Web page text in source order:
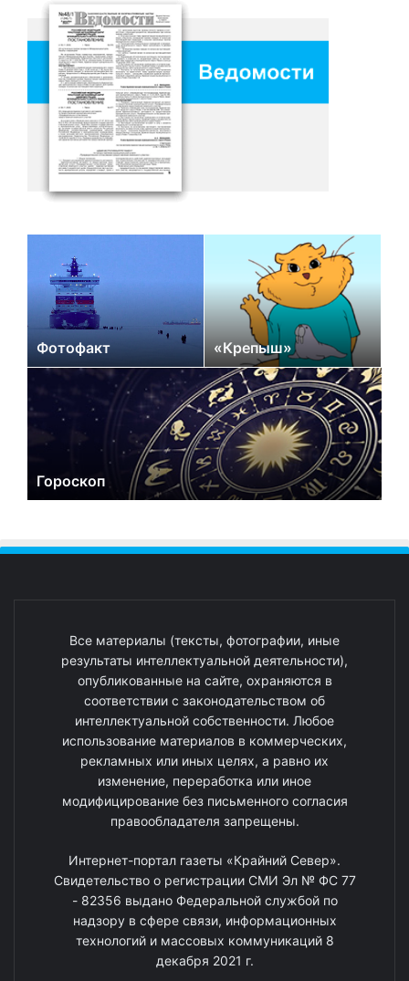
Фотофакт «Крепыш»
Гороскоп
Все материалы (тексты, фотографии, иные
результаты интеллектуальной деятельности),
опубликованные на сайте, охраняются в
соответствии с законодательством об
интеллектуальной собственности. Любое
использование материалов в коммерческих,
рекламных или иных целях, а равно их
изменение, переработка или иное
модифицирование без письменного согласия
правообладателя запрещены.
Интернет-портал газеты «Крайний Север».
Свидетельство о регистрации СМИ Эл № ФС 77
- 82356 выдано Федеральной службой по
надзору в сфере связи, информационных
технологий и массовых коммуникаций 8
декабря 2021 г.